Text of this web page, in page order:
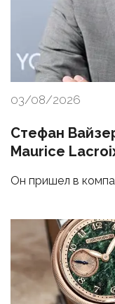
03/08/2026
Стефан
Maurice
Он пришел в